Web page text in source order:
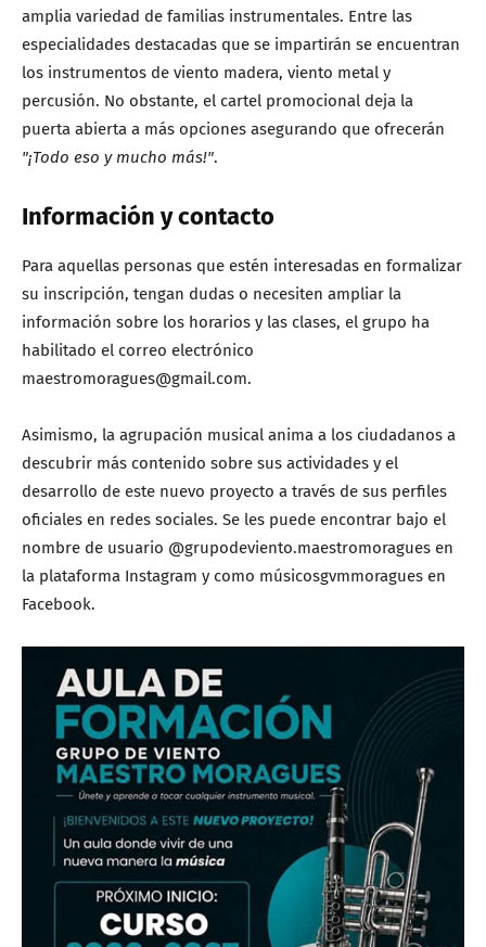
amplia variedad de familias instrumentales. Entre las
especialidades destacadas que se impartirán se encuentran
los instrumentos de viento madera, viento metal y
percusión. No obstante, el cartel promocional deja la
puerta abierta a más opciones asegurando que ofrecerán
"¡Todo eso y mucho más!".
Información y contacto
Para aquellas personas que estén interesadas en formalizar
su inscripción, tengan dudas o necesiten ampliar la
información sobre los horarios y las clases, el grupo ha
habilitado el correo electrónico
maestromoragues@gmail.com.
Asimismo, la agrupación musical anima a los ciudadanos a
descubrir más contenido sobre sus actividades y el
desarrollo de este nuevo proyecto a través de sus perfiles
oficiales en redes sociales. Se les puede encontrar bajo el
nombre de usuario @grupodeviento.maestromoragues en
la plataforma Instagram y como músicosgvmmoragues en
Facebook.